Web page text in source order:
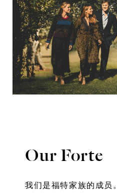
Our Forte
我们是福特家族的成员